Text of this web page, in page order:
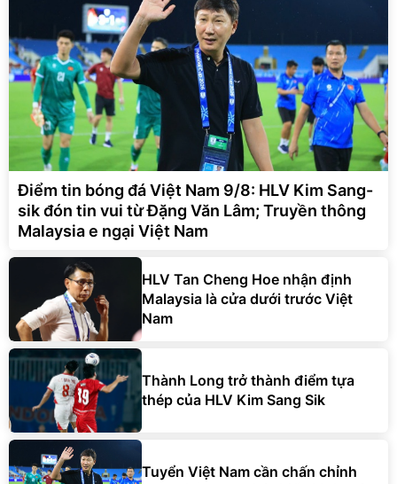
Điểm tin bóng đá Việt Nam 9/8: HLV Kim Sang-
sik đón tin vui từ Đặng Văn Lâm; Truyền thông
Malaysia e ngại Việt Nam
HLV Tan Cheng Hoe nhận định
Malaysia là cửa dưới trước Việt
Nam
Thành Long trở thành điểm tựa
thép của HLV Kim Sang Sik
Tuyển Việt Nam cần chấn chỉnh